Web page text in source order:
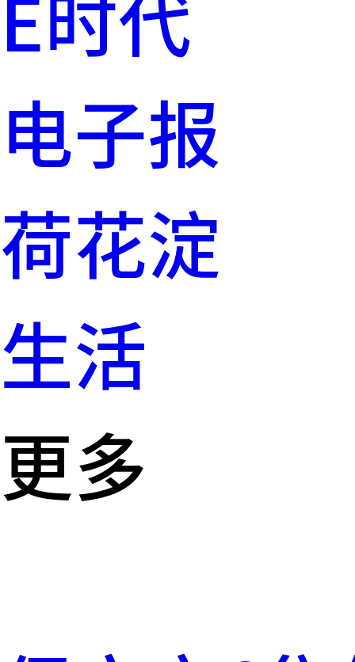
E时代
电子报
荷花淀
生活
更多